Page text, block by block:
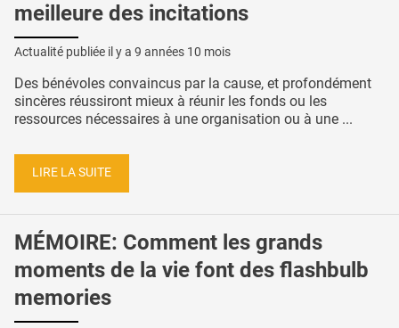
meilleure des incitations
Actualité publiée il y a 9 années 10 mois
Des bénévoles convaincus par la cause, et profondément
sincères réussiront mieux à réunir les fonds ou les
ressources nécessaires à une organisation ou à une ...
LIRE LA SUITE
MÉMOIRE: Comment les grands
moments de la vie font des flashbulb
memories